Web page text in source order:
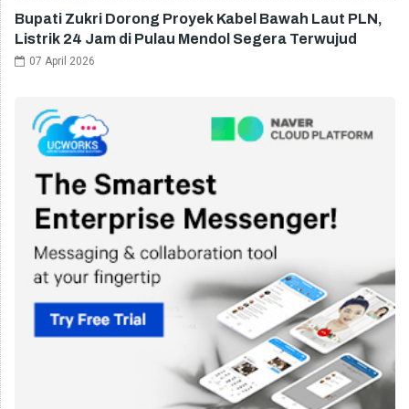
Bupati Zukri Dorong Proyek Kabel Bawah Laut PLN,
Listrik 24 Jam di Pulau Mendol Segera Terwujud
07 April 2026